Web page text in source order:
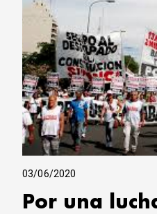
03/06/2020
Por una